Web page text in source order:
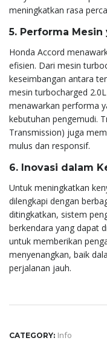
meningkatkan rasa
5. Performa
Honda Accord
efisien. Dari mesin
keseimbangan antara
mesin turbocharged
menawarkan performa
kebutuhan pengemudi.
Transmission) juga
mulus dan responsif.
6. Inovasi dalam
Untuk meningkatkan
dilengkapi dengan
ditingkatkan, sistem
berkendara yang dapat
untuk memberikan
menyenangkan, baik
perjalanan jauh.
CATEGORY: Info